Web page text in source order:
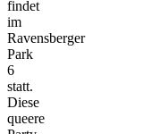
findet
im
Ravensberger
Park
6
statt.
Diese
queere